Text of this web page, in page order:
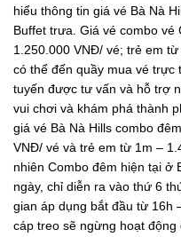
hiểu thông tin giá vé Bà Nà
Buffet trưa. Giá vé combo
1.250.000 VNĐ/ vé; trẻ em
có thể đến quầy mua vé trực
tuyến được tư vấn và hỗ trợ
vui chơi và khám phá thành
giá vé Bà Nà Hills combo
VNĐ/ vé và trẻ em từ 1m –
nhiên Combo đêm hiện tại ở
ngày, chỉ diễn ra vào thứ 6
gian áp dụng bắt đầu từ 16h
cáp treo sẽ ngừng hoạt